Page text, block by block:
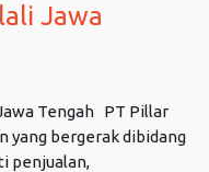
Jawa
Tengah PT Pillar
yang bergerak dibidang
penjualan,